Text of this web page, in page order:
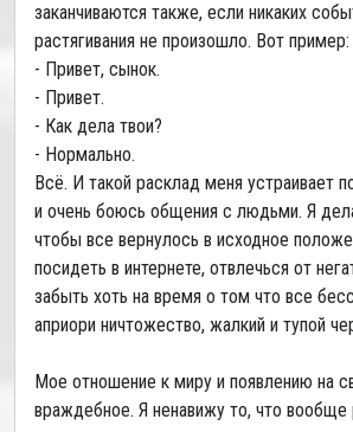
заканчиваются также, если никаких
растягивания не произошло. Вот пример:
- Привет, сынок.
- Привет.
- Как дела твои?
- Нормально.
Всё. И такой расклад меня устраивает
и очень боюсь общения с людьми. Я
чтобы все вернулось в исходное
посидеть в интернете, отвлечься от
забыть хоть на время о том что все
априори ничтожество, жалкий и тупой
Мое отношение к миру и появлению на
враждебное. Я ненавижу то, что вообще